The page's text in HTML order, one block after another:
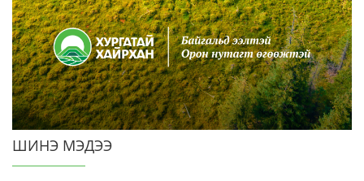
ШИНЭ МЭДЭЭ